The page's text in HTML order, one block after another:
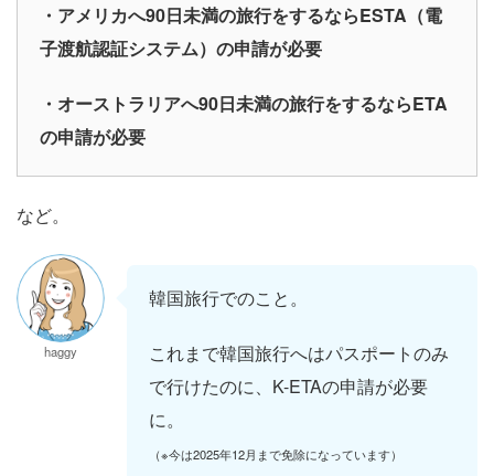
・アメリカへ90日未満の旅行をするならESTA（電
子渡航認証システム）の申請が必要
・オーストラリアへ90日未満の旅行をするならETA
の申請が必要
など。
haggy
韓国旅行でのこと。
これまで韓国旅行へはパスポートのみ
で行けたのに、K-ETAの申請が必要
に。
（※今は2025年12月まで免除になっています）